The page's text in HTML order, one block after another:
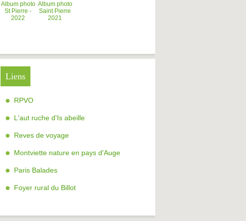
Album photo
St Pierre -
2022
Album photo
Saint Pierre
2021
Liens
RPVO
L'aut ruche d'Is abeille
Reves de voyage
Montviette nature en pays d'Auge
Paris Balades
Foyer rural du Billot